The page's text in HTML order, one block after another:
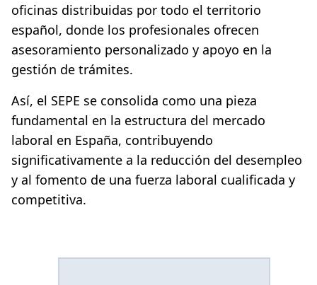
oficinas distribuidas por todo el territorio
español, donde los profesionales ofrecen
asesoramiento personalizado y apoyo en la
gestión de trámites.
Así, el SEPE se consolida como una pieza
fundamental en la estructura del mercado
laboral en España, contribuyendo
significativamente a la reducción del desempleo
y al fomento de una fuerza laboral cualificada y
competitiva.